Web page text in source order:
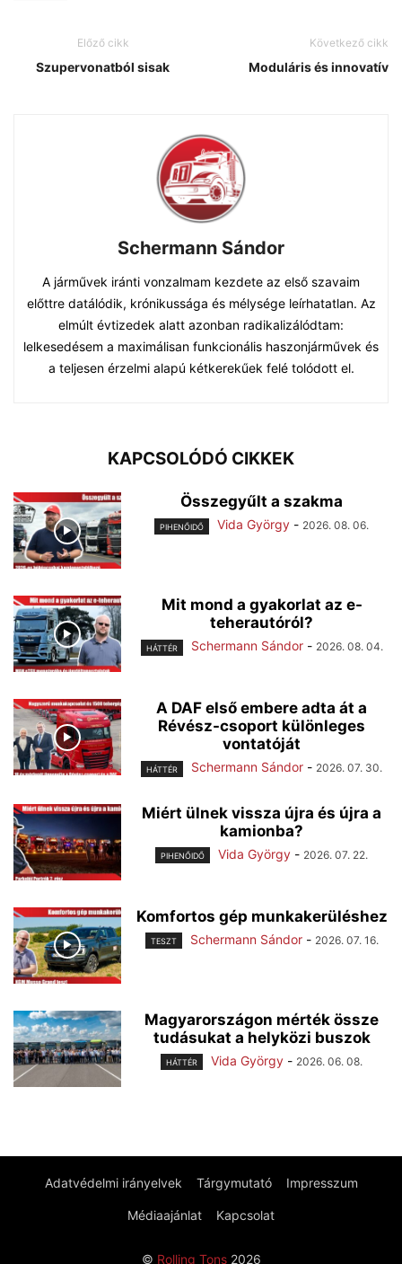
Előző cikk
Szupervonatból sisak
Következő cikk
Moduláris és innovatív
Schermann Sándor
A járművek iránti vonzalmam kezdete az első szavaim
előttre datálódik, krónikussága és mélysége leírhatatlan. Az
elmúlt évtizedek alatt azonban radikalizálódtam:
lelkesedésem a maximálisan funkcionális haszonjárművek és
a teljesen érzelmi alapú kétkerekűek felé tolódott el.
KAPCSOLÓDÓ CIKKEK
Összegyűlt a szakma
PIHENŐIDŐ Vida György - 2026. 08. 06.
Mit mond a gyakorlat az e-
teherautóról?
HÁTTÉR Schermann Sándor - 2026. 08. 04.
A DAF első embere adta át a
Révész-csoport különleges
vontatóját
HÁTTÉR Schermann Sándor - 2026. 07. 30.
Miért ülnek vissza újra és újra a
kamionba?
PIHENŐIDŐ Vida György - 2026. 07. 22.
Komfortos gép munkakerüléshez
TESZT Schermann Sándor - 2026. 07. 16.
Magyarországon mérték össze
tudásukat a helyközi buszok
HÁTTÉR Vida György - 2026. 06. 08.
Adatvédelmi irányelvek Tárgymutató Impresszum
Médiaajánlat Kapcsolat
© Rolling Tons2026